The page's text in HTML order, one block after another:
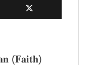
(𝐅𝐚𝐢𝐭𝐡)